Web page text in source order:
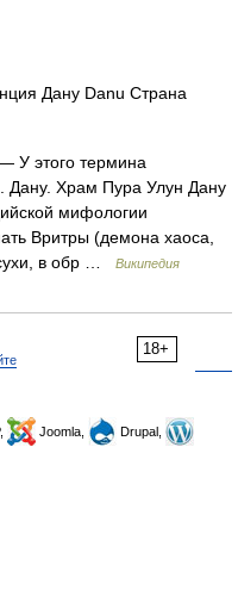
Дану Danu Страна
У этого термина
Дану. Храм Пура Улун Дану
мифологии
Вритры (демона хаоса,
в обр …
Википедия
18+
Joomla,
Drupal,